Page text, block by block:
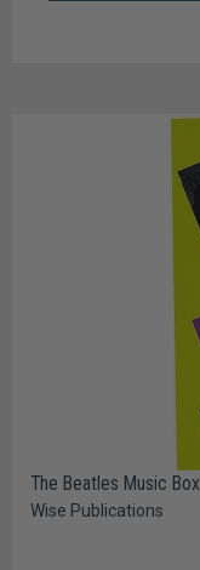
The Beatles Music Box
Wise Publications